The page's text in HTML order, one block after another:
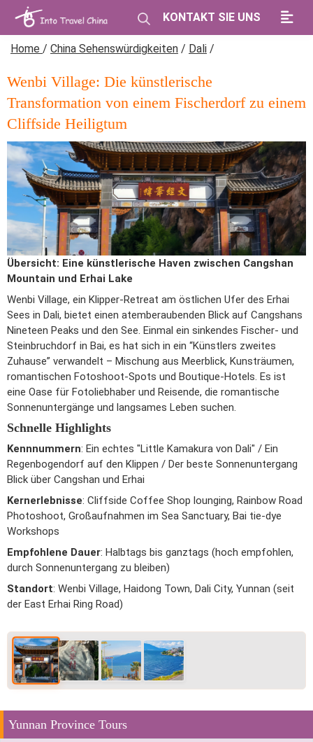
KONTAKT SIE UNS
Home / China Sehenswürdigkeiten / Dali /
Wenbi Village: Die künstlerische
Transformation von einem Fischerdorf zu einem
Cliffside Heiligtum
Übersicht: Eine künstlerische Haven zwischen Cangshan
Mountain und Erhai Lake
Wenbi Village, ein Klipper-Retreat am östlichen Ufer des Erhai
Sees in Dali, bietet einen atemberaubenden Blick auf Cangshans
Nineteen Peaks und den See. Einmal ein sinkendes Fischer- und
Steinbruchdorf in Bai, es hat sich in ein “Künstlers zweites
Zuhause” verwandelt – Mischung aus Meerblick, Kunsträumen,
romantischen Fotoshoot-Spots und Boutique-Hotels. Es ist
eine Oase für Fotoliebhaber und Reisende, die romantische
Sonnenuntergänge und langsames Leben suchen.
Schnelle Highlights
Kennnummern: Ein echtes "Little Kamakura von Dali" / Ein
Regenbogendorf auf den Klippen / Der beste Sonnenuntergang
Blick über Cangshan und Erhai
Kernerlebnisse: Cliffside Coffee Shop lounging, Rainbow Road
Photoshoot, Großaufnahmen im Sea Sanctuary, Bai tie-dye
Workshops
Empfohlene Dauer: Halbtags bis ganztags (hoch empfohlen,
durch Sonnenuntergang zu bleiben)
Standort: Wenbi Village, Haidong Town, Dali City, Yunnan (seit
der East Erhai Ring Road)
Yunnan Province Tours